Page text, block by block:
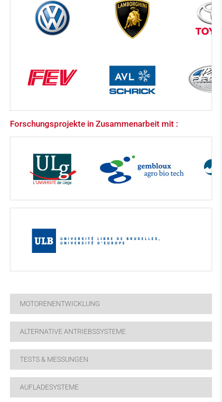
Forschungsprojekte in Zusammenarbeit mit :
MOTORENENTWICKLUNG
ALTERNATIVE ANTRIEBSSYSTEME
TESTS & MESSUNGEN
AUFLADESYSTEME